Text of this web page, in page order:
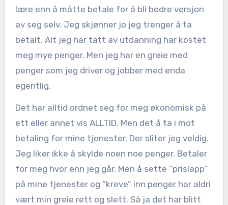
lære enn å måtte betale for å bli bedre versjon
av seg selv. Jeg skjønner jo jeg trenger å ta
betalt. Alt jeg har tatt av utdanning har kostet
meg mye penger. Men jeg har en greie med
penger som jeg driver og jobber med enda
egentlig.
Det har alltid ordnet seg for meg økonomisk på
ett eller annet vis ALLTID. Men det å ta i mot
betaling for mine tjenester. Der sliter jeg veldig.
Jeg liker ikke å skylde noen noe penger. Betaler
for meg hvor enn jeg går. Men å sette “prislapp”
på mine tjenester og “kreve” inn penger har aldri
vært min greie rett og slett. Så ja det har blitt